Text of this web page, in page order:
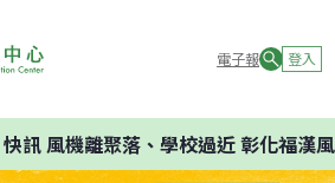
電子報 登入
快訊風機離聚落、學校過近 彰化福漢風